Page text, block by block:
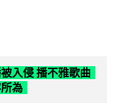
入侵 播不雅歌曲
為